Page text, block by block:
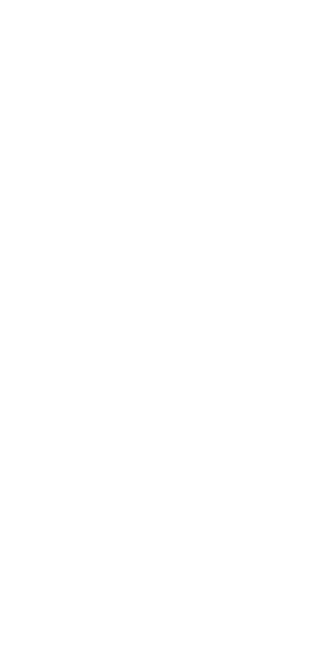
您的重复填写个人信
服务信息）
名、证件类型、证件